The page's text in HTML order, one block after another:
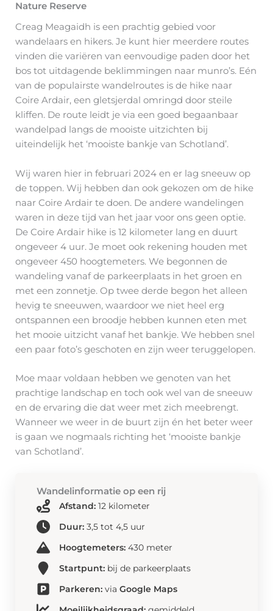
Nature Reserve
Creag Meagaidh is een prachtig gebied voor
wandelaars en hikers. Je kunt hier meerdere routes
vinden die variëren van eenvoudige paden door het
bos tot uitdagende beklimmingen naar munro’s. Eén
van de populairste wandelroutes is de hike naar
Coire Ardair, een gletsjerdal omringd door steile
kliffen. De route leidt je via een goed begaanbaar
wandelpad langs de mooiste uitzichten bij
uiteindelijk het ‘mooiste bankje van Schotland’.
Wij waren hier in februari 2024 en er lag sneeuw op
de toppen. Wij hebben dan ook gekozen om de hike
naar Coire Ardair te doen. De andere wandelingen
waren in deze tijd van het jaar voor ons geen optie.
De Coire Ardair hike is 12 kilometer lang en duurt
ongeveer 4 uur. Je moet ook rekening houden met
ongeveer 450 hoogtemeters. We begonnen de
wandeling vanaf de parkeerplaats in het groen en
met een zonnetje. Op twee derde begon het alleen
hevig te sneeuwen, waardoor we niet heel erg
ontspannen een broodje hebben kunnen eten met
het mooie uitzicht vanaf het bankje. We hebben snel
een paar foto’s geschoten en zijn weer teruggelopen.
Moe maar voldaan hebben we genoten van het
prachtige landschap en toch ook wel van de sneeuw
en de ervaring die dat weer met zich meebrengt.
Wanneer we weer in de buurt zijn én het beter weer
is gaan we nogmaals richting het ‘mooiste bankje
van Schotland’.
Wandelinformatie op een rij
Afstand:12 kilometer
Duur:3,5 tot 4,5 uur
Hoogtemeters:430 meter
Startpunt:bij de parkeerplaats
Parkeren:via Google Maps